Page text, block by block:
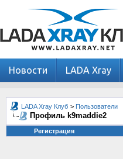
Новости LADA Xray
LADA Xray Клуб > Пользователи
Профиль k9maddie2
Регистрация